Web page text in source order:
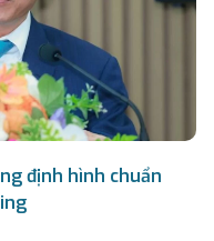
định hình chuẩn